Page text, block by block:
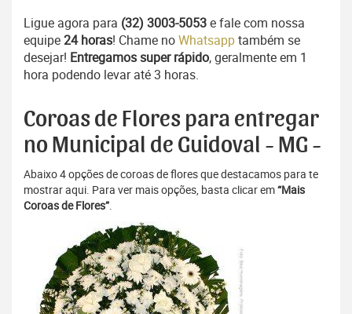
Ligue agora para (32) 3003-5053e fale com nossa
equipe24 horas! Chame noWhatsapptambém se
desejar! Entregamos super rápido, geralmente em 1
hora podendo levar até 3 horas.
Coroas de Flores para entregar
no Municipal de Guidoval - MG -
Abaixo 4 opções de coroas de flores que destacamos para te
mostrar aqui. Para ver mais opções, basta clicar em“Mais
Coroas de Flores”.